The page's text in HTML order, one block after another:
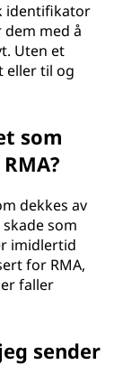
identifikator
med å
Uten et
eller til og
som
dekkes av
som
imidlertid
for RMA,
faller
sender